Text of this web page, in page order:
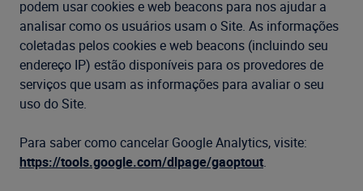
podem usar cookies e web beacons para nos ajudar a
analisar como os usuários usam o Site. As informações
coletadas pelos cookies e web beacons (incluindo seu
endereço IP) estão disponíveis para os provedores de
serviços que usam as informações para avaliar o seu
uso do Site.
Para saber como cancelar Google Analytics, visite:
https://tools.google.com/dlpage/gaoptout.